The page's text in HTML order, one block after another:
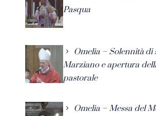
Pasqua
Omelia – Solennità di
Marziano e apertura
pastorale
Omelia – Messa del